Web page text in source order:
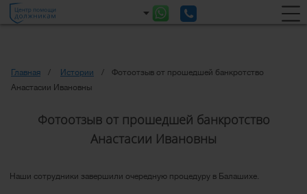
Главная Истории
Фотоотзыв от прошедшей банкротство
Анастасии Ивановны
Фотоотзыв от прошедшей банкротство
Анастасии Ивановны
Наши сотрудники завершили очередную процедуру в Балашихе.